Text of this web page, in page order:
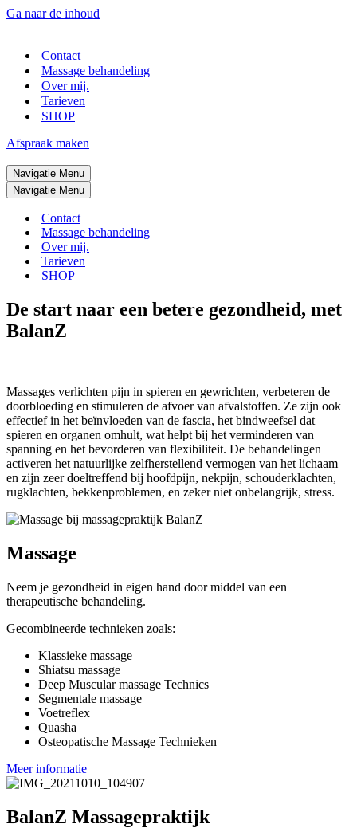
Ga naar de inhoud
Contact
Massage behandeling
Over mij.
Tarieven
SHOP
Afspraak maken
Navigatie Menu
Navigatie Menu
Contact
Massage behandeling
Over mij.
Tarieven
SHOP
De start naar een betere gezondheid, met
BalanZ
Massages verlichten pijn in spieren en gewrichten, verbeteren de
doorbloeding en stimuleren de afvoer van afvalstoffen. Ze zijn ook
effectief in het beïnvloeden van de fascia, het bindweefsel dat
spieren en organen omhult, wat helpt bij het verminderen van
spanning en het bevorderen van flexibiliteit. De behandelingen
activeren het natuurlijke zelfherstellend vermogen van het lichaam
en zijn zeer doeltreffend bij hoofdpijn, nekpijn, schouderklachten,
rugklachten, bekkenproblemen, en zeker niet onbelangrijk, stress.
Massage
Neem je gezondheid in eigen hand door middel van een
therapeutische behandeling.
Gecombineerde technieken zoals:
Klassieke massage
Shiatsu massage
Deep Muscular massage Technics
Segmentale massage
Voetreflex
Quasha
Osteopatische Massage Technieken
Meer informatie
BalanZ Massagepraktijk